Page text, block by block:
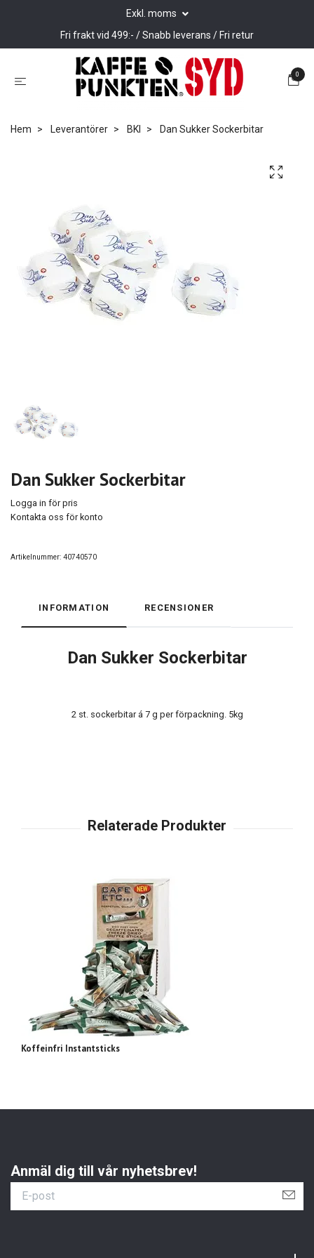
Exkl. moms
Fri frakt vid 499:- / Snabb leverans / Fri retur
0
Hem Leverantörer BKI Dan Sukker Sockerbitar
Dan Sukker Sockerbitar
Logga in för pris
Kontakta oss för konto
Artikelnummer: 40740570
INFORMATION RECENSIONER
Dan Sukker Sockerbitar
2 st. sockerbitar á 7 g per förpackning. 5kg
Koffeinfri Instantsticks
Anmäl dig till vår nyhetsbrev!